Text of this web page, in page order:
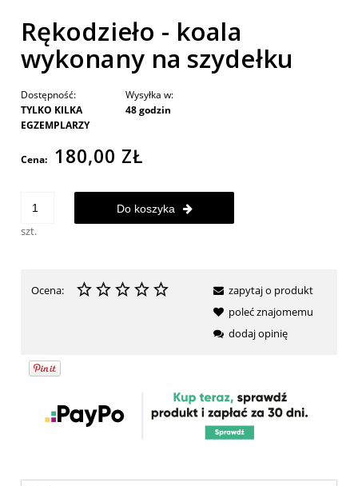
Rękodzieło - koala
wykonany na szydełku
Dostępność:
TYLKO KILKA
EGZEMPLARZY
Wysyłka w:
48 godzin
Cena: 180,00 ZŁ
szt.
Do koszyka
Ocena:
zapytaj o produkt
poleć znajomemu
dodaj opinię